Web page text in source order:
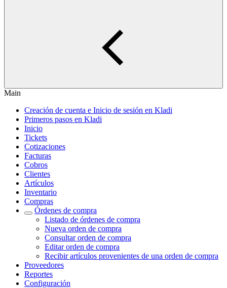
Main
Creación de cuenta e Inicio de sesión en Kladi
Primeros pasos en Kladi
Inicio
Tickets
Cotizaciones
Facturas
Cobros
Clientes
Artículos
Inventario
Compras
Órdenes de compra
Listado de órdenes de compra
Nueva orden de compra
Consultar orden de compra
Editar orden de compra
Recibir artículos provenientes de una orden de compra
Proveedores
Reportes
Configuración